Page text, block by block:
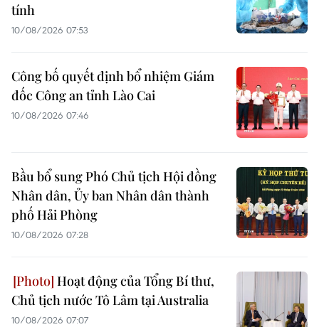
tính
10/08/2026 07:53
Công bố quyết định bổ nhiệm Giám
đốc Công an tỉnh Lào Cai
10/08/2026 07:46
Bầu bổ sung Phó Chủ tịch Hội đồng
Nhân dân, Ủy ban Nhân dân thành
phố Hải Phòng
10/08/2026 07:28
Hoạt động của Tổng Bí thư,
Chủ tịch nước Tô Lâm tại Australia
10/08/2026 07:07